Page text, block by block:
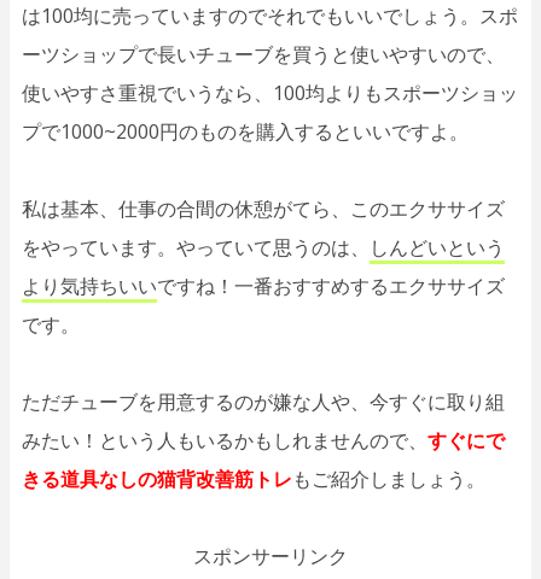
は100均に売っていますのでそれでもいいでしょう。スポ
ーツショップで長いチューブを買うと使いやすいので、
使いやすさ重視でいうなら、100均よりもスポーツショッ
プで1000~2000円のものを購入するといいですよ。
私は基本、仕事の合間の休憩がてら、このエクササイズ
をやっています。やっていて思うのは、
しんどいという
より気持ちいいですね！一番おすすめするエクササイズ
です。
ただチューブを用意するのが嫌な人や、今すぐに取り組
みたい！という人もいるかもしれませんので、 すぐにで
きる道具なしの猫背改善筋トレもご紹介しましょう。
スポンサーリンク